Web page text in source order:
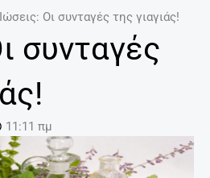
f
m
-
Ιώσεις: Οι συνταγές της γιαγιάς!
συνταγές
11:11 πμ